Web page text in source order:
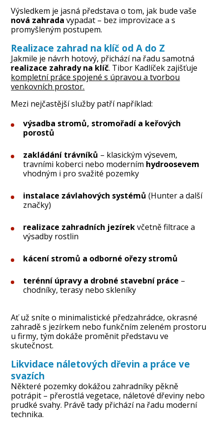
Výsledkem je jasná představa o tom, jak bude vaše
nová zahrada vypadat – bez improvizace a s
promyšleným postupem.
Realizace zahrad na klíč od A do Z
Jakmile je návrh hotový, přichází na řadu samotná
realizace zahrady na klíč. Tibor Kadlíček zajišťuje
kompletní práce spojené s úpravou a tvorbou
venkovních prostor.
Mezi nejčastější služby patří například:
výsadba stromů, stromořadí a keřových
porostů
zakládání trávníků – klasickým výsevem,
travními koberci nebo moderním hydroosevem
vhodným i pro svažité pozemky
instalace závlahových systémů (Hunter a další
značky)
realizace zahradních jezírekvčetně filtrace a
výsadby rostlin
kácení stromů a odborné ořezy stromů
terénní úpravy a drobné stavební práce –
chodníky, terasy nebo skleníky
Ať už sníte o minimalistické předzahrádce, okrasné
zahradě s jezírkem nebo funkčním zeleném prostoru
u firmy, tým dokáže proměnit představu ve
skutečnost.
Likvidace náletových dřevin a práce ve
svazích
Některé pozemky dokážou zahradníky pěkně
potrápit – přerostlá vegetace, náletové dřeviny nebo
prudké svahy. Právě tady přichází na řadu moderní
technika.